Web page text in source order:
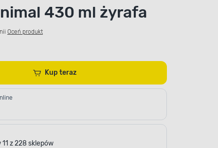
430 ml żyrafa
Oceń produkt
Kup teraz
z 228 sklepów